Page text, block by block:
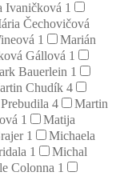
Ivaničková 1
Čechovičová
1
Marián
Gállová 1
Bauerlein 1
Chudík 4
4
Martin
1
Matija
1
Michaela
1
Michal
Colonna 1